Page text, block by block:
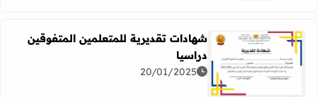
اقرأ المزيد عن شهادات تقديرية للمتعلمين المتفوقين دراسيا
شهادات تقديرية للمتعلمين المتفوقين
دراسيا
20/01/2025